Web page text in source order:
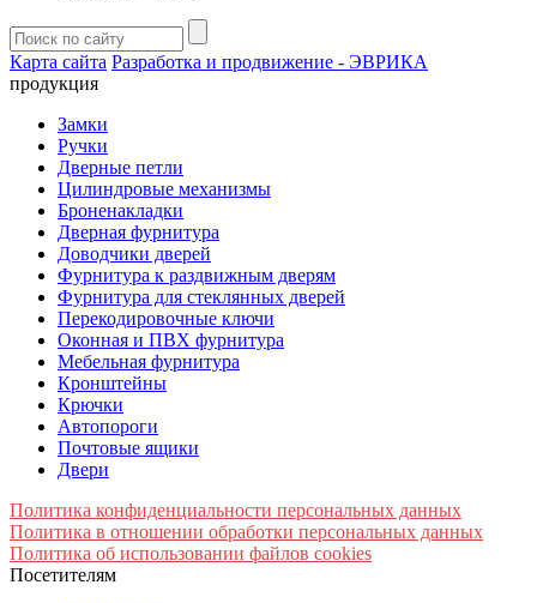
Карта сайта Разработка и продвижение - ЭВРИКА
продукция
Замки
Ручки
Дверные петли
Цилиндровые механизмы
Броненакладки
Дверная фурнитура
Доводчики дверей
Фурнитура к раздвижным дверям
Фурнитура для стеклянных дверей
Перекодировочные ключи
Оконная и ПВХ фурнитура
Мебельная фурнитура
Кронштейны
Крючки
Автопороги
Почтовые ящики
Двери
Политика конфиденциальности персональных данных
Политика в отношении обработки персональных данных
Политика об использовании файлов cookies
Посетителям